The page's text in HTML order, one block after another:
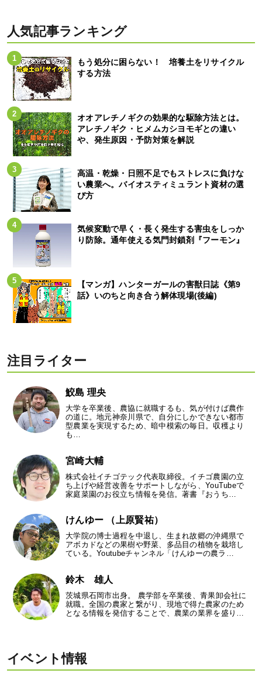
人気記事ランキング
もう処分に困らない！ 培養土をリサイクル
する方法
オオアレチノギクの効果的な駆除方法とは。
アレチノギク・ヒメムカシヨモギとの違い
や、発生原因・予防対策を解説
高温・乾燥・日照不足でもストレスに負けな
い農業へ。バイオスティミュラント資材の選
び方
気候変動で早く・長く発生する害虫をしっか
り防除。通年使える気門封鎖剤『フーモン』
【マンガ】ハンターガールの害獣日誌《第9
話》いのちと向き合う解体現場(後編)
注目ライター
鮫島 理央
大学を卒業後、農協に就職するも、気が付けば農作
の道に。地元神奈川県で、自分にしかできない都市
型農業を実現するため、暗中模索の毎日。収穫より
も…
宮崎大輔
株式会社イチゴテック代表取締役。イチゴ農園の立
ち上げや経営改善をサポートしながら、YouTubeで
家庭菜園のお役立ち情報を発信。著書『おうち…
けんゆー （上原賢祐）
大学院の博士過程を中退し、生まれ故郷の沖縄県で
アボカドなどの果樹や野菜、多品目の植物を栽培し
ている。Youtubeチャンネル「けんゆーの農ラ…
鈴木 雄人
茨城県石岡市出身。 農学部を卒業後、青果卸会社に
就職。全国の農家と繋がり、現地で得た農家のため
となる情報を発信することで、農業の業界を盛り…
イベント情報